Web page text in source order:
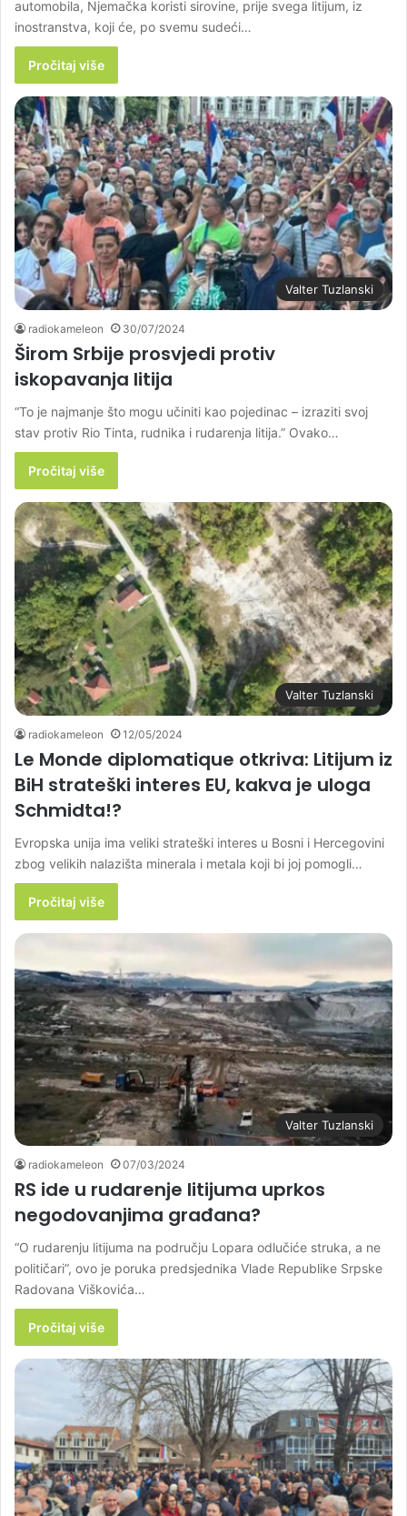
automobila, Njemačka koristi sirovine, prije svega litijum, iz
inostranstva, koji će, po svemu sudeći…
Pročitaj više
Valter Tuzlanski
radiokameleon 30/07/2024
Širom Srbije prosvjedi protiv
iskopavanja litija
“To je najmanje što mogu učiniti kao pojedinac – izraziti svoj
stav protiv Rio Tinta, rudnika i rudarenja litija.” Ovako…
Pročitaj više
Valter Tuzlanski
radiokameleon 12/05/2024
Le Monde diplomatique otkriva: Litijum iz
BiH strateški interes EU, kakva je uloga
Schmidta!?
Evropska unija ima veliki strateški interes u Bosni i Hercegovini
zbog velikih nalazišta minerala i metala koji bi joj pomogli…
Pročitaj više
Valter Tuzlanski
radiokameleon 07/03/2024
RS ide u rudarenje litijuma uprkos
negodovanjima građana?
“O rudarenju litijuma na području Lopara odlučiće struka, a ne
političari”, ovo je poruka predsjednika Vlade Republike Srpske
Radovana Viškovića…
Pročitaj više